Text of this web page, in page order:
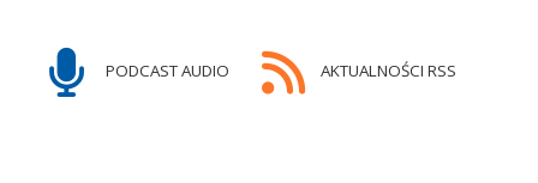
PODCAST AUDIO AKTUALNOŚCI RSS